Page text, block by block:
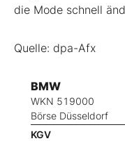
die Mode schnell
Quelle: dpa-Afx
BMW
WKN 519000
Börse Düsseldorf
KGV